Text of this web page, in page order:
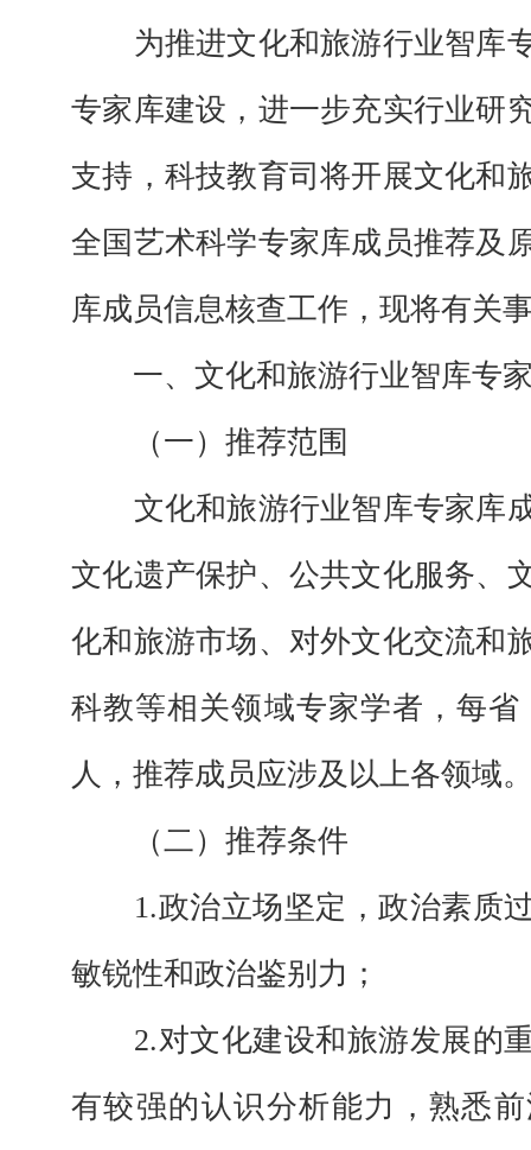
为推进文化和旅游行业智库
专家库建设，进一步充实行业研
支持，科技教育司将开展文化和
全国艺术科学专家库成员推荐及
库成员信息核查工作，现将有关
一、文化和旅游行业智库专
（一）推荐范围
文化和旅游行业智库专家库
文化遗产保护、公共文化服务、
化和旅游市场、对外文化交流和
科教等相关领域专家学者，每
人，推荐成员应涉及以上各领域
（二）推荐条件
1.政治立场坚定，政治素质
敏锐性和政治鉴别力；
2.对文化建设和旅游发展的
有较强的认识分析能力，熟悉